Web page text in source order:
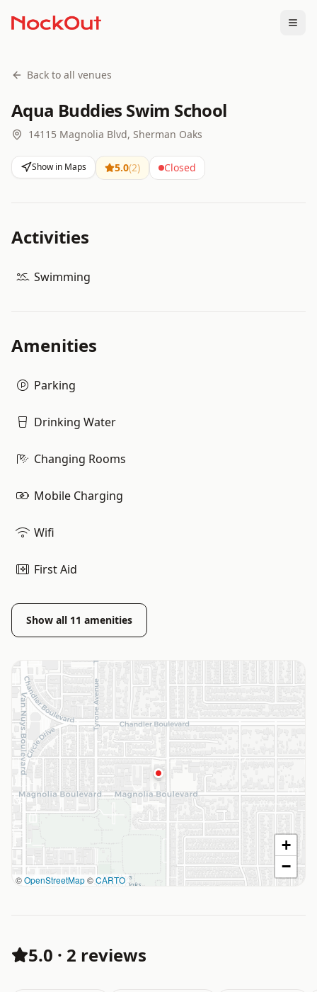
Back to all venues
Aqua Buddies Swim School
14115 Magnolia Blvd, Sherman Oaks
Show in Maps 5.0(2) Closed
Activities
Swimming
Amenities
Parking
Drinking Water
Changing Rooms
Mobile Charging
Wifi
First Aid
Show all 11 amenities
©OpenStreetMap©CARTO
+
−
5.0 · 2 reviews